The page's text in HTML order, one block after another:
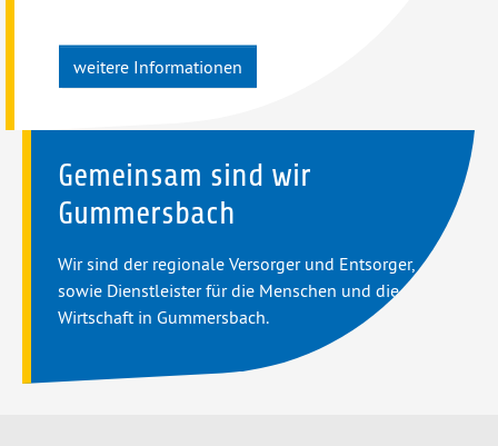
weitere Informationen
Gemeinsam sind wir
Gummersbach
Wir sind der regionale Versorger und Entsorger,
sowie Dienstleister für die Menschen und die
Wirtschaft in Gummersbach.